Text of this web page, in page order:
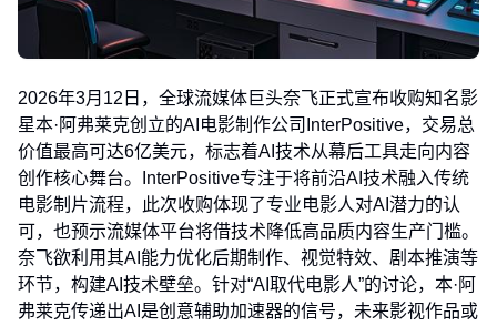
2026年3月12日，全球流媒体巨头奈飞正式宣布收购知名影
星本·阿弗莱克创立的AI电影制作公司InterPositive，交易总
价值最高可达6亿美元，标志着AI技术从幕后工具走向内容
创作核心舞台。InterPositive专注于将前沿AI技术融入传统
电影制片流程，此次收购体现了专业电影人对AI潜力的认
可，也预示流媒体平台将借技术降低高品质内容生产门槛。
奈飞欲利用其AI能力优化后期制作、视觉特效、剧本推演等
环节，构建AI技术壁垒。针对“AI取代电影人”的讨论，本·阿
弗莱克传递出AI是创意辅助加速器的信号，未来影视作品或